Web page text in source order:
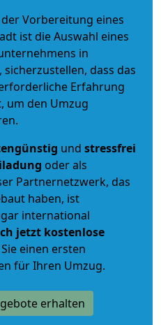
Vorbereitung eines
ist die Auswahl eines
in
dass das
Erfahrung
um den Umzug
und stressfrei
oder als
Partnernetzwerk, das
haben, ist
international
jetzt kostenlose
einen ersten
für Ihren Umzug.
erhalten